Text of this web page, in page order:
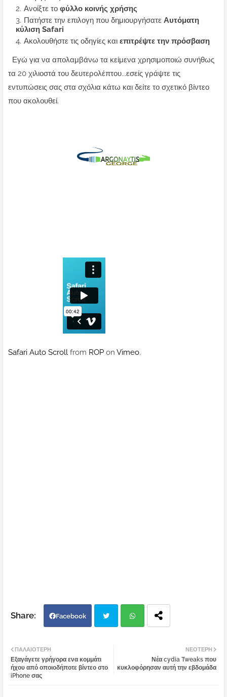
Ανοίξτε το φύλλο κοινής χρήσης
Πατήστε την επιλογη που δημιουργήσατε Αυτόματη
κύλιση Safari
Ακολουθήστε τις οδηγίες και επιτρέψτε την πρόσβαση
Εγώ για να απολαμβάνω τα κείμενα χρησιμοποιώ συνήθως
τα 20 χιλιοστά του δευτερολέπτου...εσείς γράψτε τις
εντυπώσεις σας στα σχόλια κάτω και δείτε το σχετικό βίντεο
που ακολουθεί.
Safari Auto Scroll from ROP on Vimeo.
Facebook
tter
ΝΕΌΤΕΡΗ
Νέα cydia Tweaks που
κυκλοφόρησαν αυτή την εβδομάδα
ΠΑΛΑΙΌΤΕΡΗ
Εξαγάγετε γρήγορα ενα κομμάτι
ήχου από οποιοδήποτε βίντεο στο
iPhone σας